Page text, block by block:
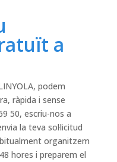
a
podem
ràpida i sense
50, escriu-nos a
la teva sol·licitud
organitzem
hores i preparem el